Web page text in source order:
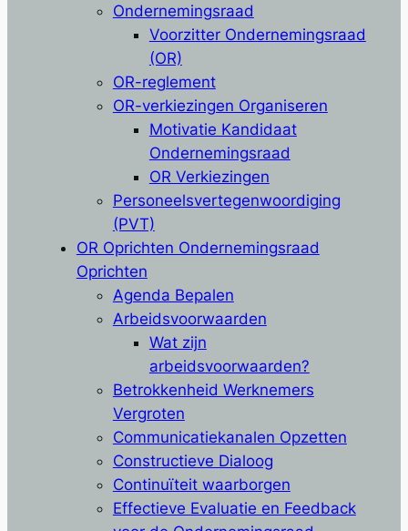
Ondernemingsraad
Voorzitter Ondernemingsraad
(OR)
OR-reglement
OR-verkiezingen Organiseren
Motivatie Kandidaat
Ondernemingsraad
OR Verkiezingen
Personeelsvertegenwoordiging
(PVT)
OR Oprichten Ondernemingsraad
Oprichten
Agenda Bepalen
Arbeidsvoorwaarden
Wat zijn
arbeidsvoorwaarden?
Betrokkenheid Werknemers
Vergroten
Communicatiekanalen Opzetten
Constructieve Dialoog
Continuïteit waarborgen
Effectieve Evaluatie en Feedback